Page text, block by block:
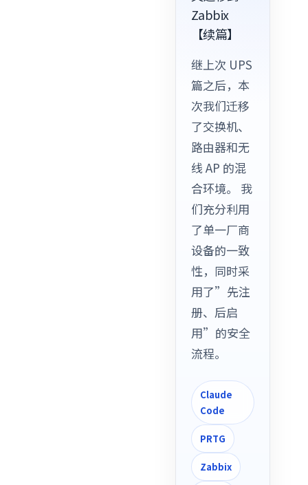
Zabbix
【续篇】
继上次 UPS
篇之后，本
次我们迁移
了交换机、
路由器和无
线 AP 的混
合环境。 我
们充分利用
了单一厂商
设备的一致
性，同时采
用了”先注
册、后启
用”的安全
流程。
Claude
Code
PRTG
Zabbix